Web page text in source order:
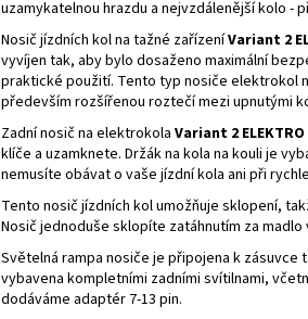
uzamykatelnou hrazdu a nejvzdálenější kolo -
Nosič jízdních kol na tažné zařízeníVariant 2
vyvíjen tak, aby bylo dosaženo maximální
praktické použití. Tento typ nosiče elektrokol
především rozšířenou roztečí mezi upnutými
Zadní nosič na elektrokola Variant 2 ELEKTRO
klíče a uzamknete. Držák na kola na kouli je
nemusíte obávat o vaše jízdní kola ani při
Tento nosič jízdních kol umožňuje sklopení,
Nosič jednoduše sklopíte zatáhnutím za madlo
Světelná rampa nosiče je připojena k
vybavena kompletními zadními svítilnami,
dodáváme adaptér 7-13 pin.